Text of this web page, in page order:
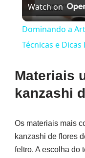
Watch on
Dominando a
Técnicas e Dicas
Materiais
kanzashi
Os materiais mais
kanzashi de flores
feltro. A escolha do